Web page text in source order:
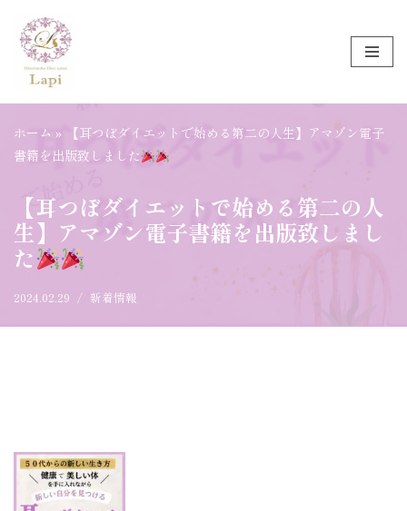
コ
ン
ツ
へ
ッ
プ
ホーム »
【耳つぼダイエットで始める第二の人生】アマゾン電子
書籍を出版致しました
【耳つぼダイエットで始める第二の人
生】アマゾン電子書籍を出版致しまし
た
2024.02.29 新着情報